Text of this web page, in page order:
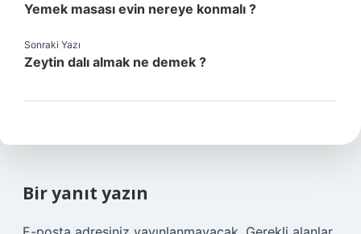
Yemek masası evin nereye konmalı ?
Sonraki Yazı
Zeytin dalı almak ne demek ?
Bir yanıt yazın